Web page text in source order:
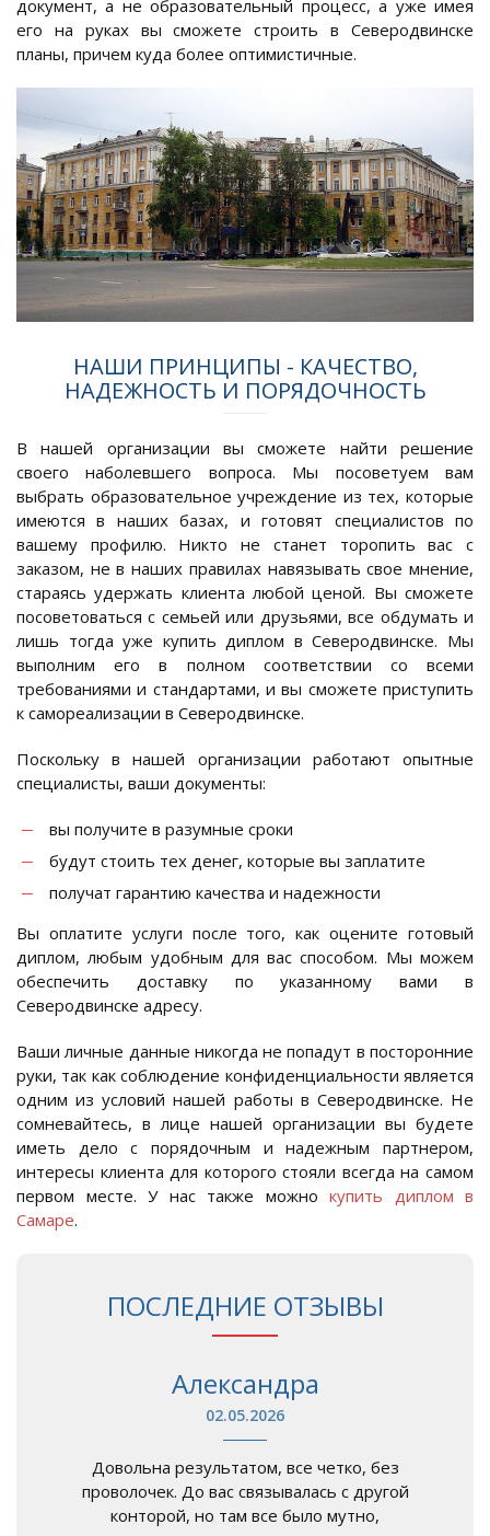
документ, а не образовательный процесс, а уже имея
его на руках вы сможете строить в Северодвинске
планы, причем куда более оптимистичные.
НАШИ ПРИНЦИПЫ - КАЧЕСТВО,
НАДЕЖНОСТЬ И ПОРЯДОЧНОСТЬ
В нашей организации вы сможете найти решение
своего наболевшего вопроса. Мы посоветуем вам
выбрать образовательное учреждение из тех, которые
имеются в наших базах, и готовят специалистов по
вашему профилю. Никто не станет торопить вас с
заказом, не в наших правилах навязывать свое мнение,
стараясь удержать клиента любой ценой. Вы сможете
посоветоваться с семьей или друзьями, все обдумать и
лишь тогда уже купить диплом в Северодвинске. Мы
выполним его в полном соответствии со всеми
требованиями и стандартами, и вы сможете приступить
к самореализации в Северодвинске.
Поскольку в нашей организации работают опытные
специалисты, ваши документы:
вы получите в разумные сроки
будут стоить тех денег, которые вы заплатите
получат гарантию качества и надежности
Вы оплатите услуги после того, как оцените готовый
диплом, любым удобным для вас способом. Мы можем
обеспечить доставку по указанному вами в
Северодвинске адресу.
Ваши личные данные никогда не попадут в посторонние
руки, так как соблюдение конфиденциальности является
одним из условий нашей работы в Северодвинске. Не
сомневайтесь, в лице нашей организации вы будете
иметь дело с порядочным и надежным партнером,
интересы клиента для которого стояли всегда на самом
первом месте. У нас также можно купить диплом в
Самаре.
ПОСЛЕДНИЕ ОТЗЫВЫ
Александра
02.05.2026
Довольна результатом, все четко, без
проволочек. До вас связывалась с другой
конторой, но там все было мутно,